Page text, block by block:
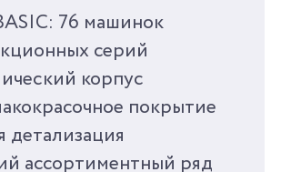
76 машинок
серий
корпус
покрытие
детализация
ассортиментный ряд
МАШИНКИ 1:64 BASIC
ДЛЯ МАЛЬЧИКОВ